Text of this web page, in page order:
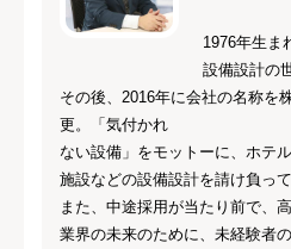
1976年生ま
設備設計の
その後、2016年に会社の名称を
更。「気付かれ
ない設備」をモットーに、ホテ
施設などの設備設計を請け負って
また、中途採用が当たり前で、
業界の未来のために、未経験者